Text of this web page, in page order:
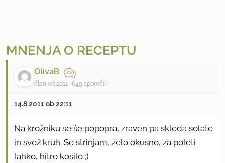
MNENJA O RECEPTU
OlivaB
član od 2011 649 sporočil
14.8.2011 ob 22:11
Na krožniku se še popopra, zraven pa skleda solate
in svež kruh. Se strinjam, zelo okusno, za poleti
lahko, hitro kosilo ;)